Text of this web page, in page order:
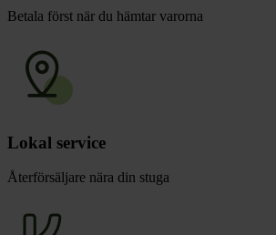
Betala först när du hämtar varorna
Lokal service
Återförsäljare nära din stuga